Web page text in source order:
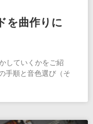
を曲作りに
していくかをご紹
手順と音色選び（そ